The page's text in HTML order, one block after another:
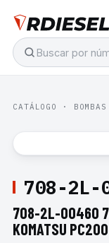
CATÁLOGO ·
708-2L-
708-2L-00460
KOMATSU